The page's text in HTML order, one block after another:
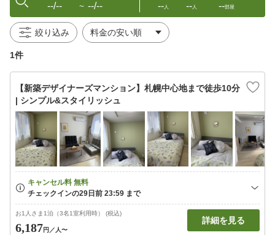
--/-- 〜 --/-- --人 --人 --部屋
絞り込み
1件
【新築デザイナーズマンション】札幌中心地まで徒歩10分
| シンプル&スタイリッシュ
お1人さま1泊（3名1室利用時） (税込)
6,187円 ／人〜
詳細を見る